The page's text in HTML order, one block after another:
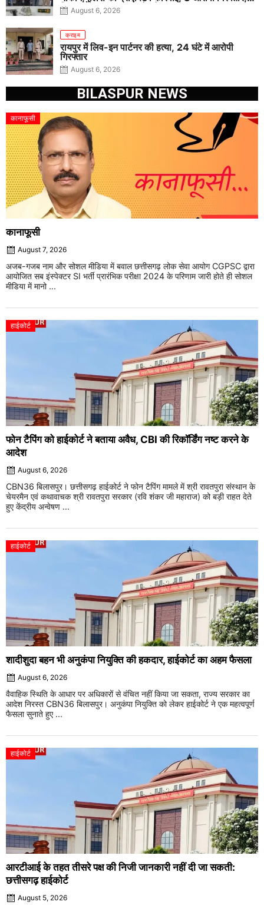
पिस्टल, कारतूस, चाकू और मोबाइल बरामद
August 6, 2026
क्राइम
रायपुर में लिव-इन पार्टनर की हत्या, 24 घंटे में आरोपी
गिरफ्तार
August 6, 2026
BILASPUR NEWS
कानाफूसी
कानाफूसी
August 7, 2026
अजब-गजब नाम और सोशल मीडिया में बवाल छत्तीसगढ़ लोक सेवा आयोग CGPSC द्वारा
आयोजित सब इंस्पेक्टर SI भर्ती प्रारंभिक परीक्षा 2024 के परिणाम जारी होते ही सोशल
मीडिया में मानो ...
हाईकोर्ट
फोन टैपिंग को हाईकोर्ट ने बताया अवैध, CBI की रिकॉर्डिंग नष्ट करने के
आदेश
August 6, 2026
CBN36 बिलासपुर। छत्तीसगढ़ हाईकोर्ट ने फोन टैपिंग मामले में श्री रावतपुरा संस्थान के
चेयरमैन एवं कथावाचक श्री रावतपुरा सरकार (रवि शंकर जी महाराज) को बड़ी राहत देते
हुए केंद्रीय अन्वेषण ...
हाईकोर्ट
शादीशुदा बहन भी अनुकंपा नियुक्ति की हकदार, हाईकोर्ट का अहम फैसला
August 6, 2026
वैवाहिक स्थिति के आधार पर अधिकारों से वंचित नहीं किया जा सकता, राज्य सरकार का
आदेश निरस्त CBN36 बिलासपुर। अनुकंपा नियुक्ति को लेकर हाईकोर्ट ने एक महत्वपूर्ण
फैसला सुनाते हुए ...
हाईकोर्ट
आरटीआई के तहत तीसरे पक्ष की निजी जानकारी नहीं दी जा सकती:
छत्तीसगढ़ हाईकोर्ट
August 5, 2026